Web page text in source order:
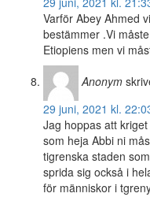
Varför Abey Ahmed
bestämmer .Vi
Etiopiens men vi
Anonym
29 juni, 2021 kl.
Jag hoppas att
som heja Abbi ni
tigrenska staden
sprida sig också i
för människor i